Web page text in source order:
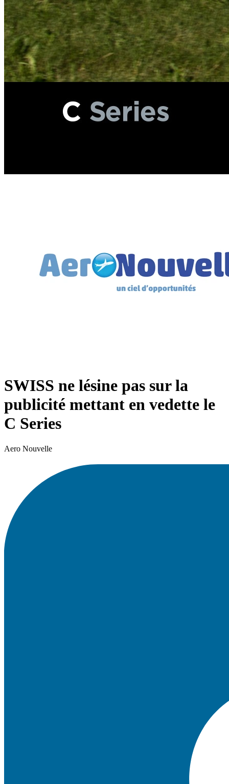
SWISS ne lésine pas sur la
publicité mettant en vedette le
C Series
Aero Nouvelle